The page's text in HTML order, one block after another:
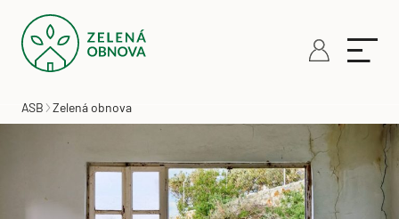
ASB Zelená obnova